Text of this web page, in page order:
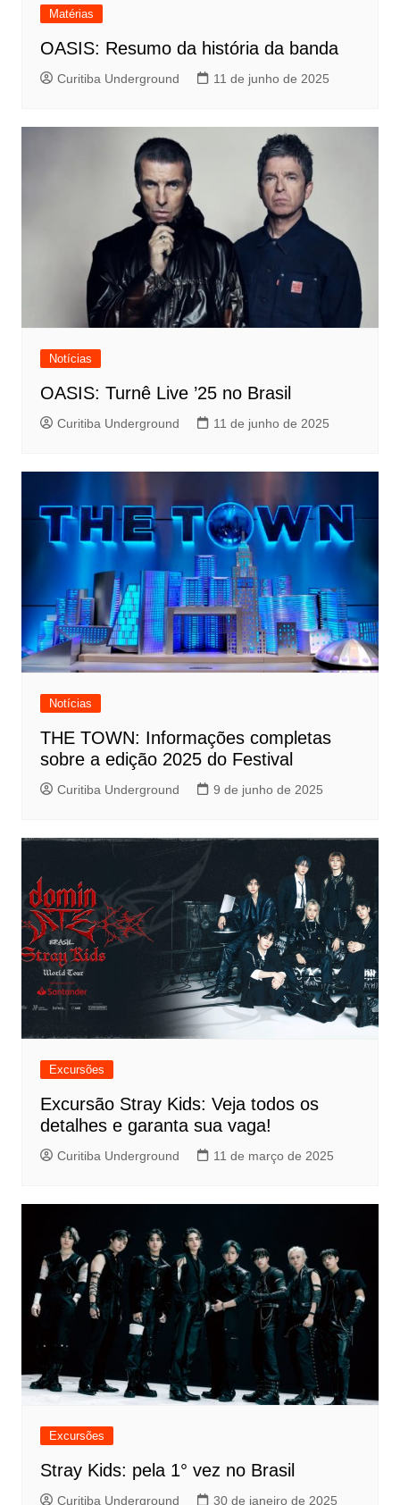
Matérias
OASIS: Resumo da história da banda
Curitiba Underground 11 de junho de 2025
Notícias
OASIS: Turnê Live ’25 no Brasil
Curitiba Underground 11 de junho de 2025
Notícias
THE TOWN: Informações completas
sobre a edição 2025 do Festival
Curitiba Underground 9 de junho de 2025
Excursões
Excursão Stray Kids: Veja todos os
detalhes e garanta sua vaga!
Curitiba Underground 11 de março de 2025
Excursões
Stray Kids: pela 1° vez no Brasil
Curitiba Underground 30 de janeiro de 2025